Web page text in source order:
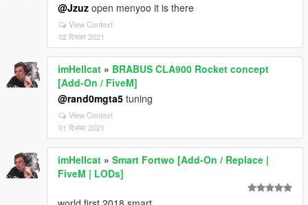
@Jzuz open menyoo it is there
View Context
02 दिसंबर 2021
imHellcat » BRABUS CLA900 Rocket concept
[Add-On / FiveM]
@rand0mgta5 tuning
View Context
01 दिसंबर 2021
imHellcat » Smart Fortwo [Add-On / Replace |
FiveM | LODs]